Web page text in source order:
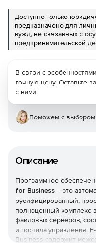
Доступно только
предназначено для
нужд, не связанных с
предпринимательской
Описание
Программное
for Business – это
русифицированный,
полноценный комплекс
файловых серверов,
и портала управления.
Business содержит
В связи с
точную цену. Оставьте
с вами
Поможем с выбором